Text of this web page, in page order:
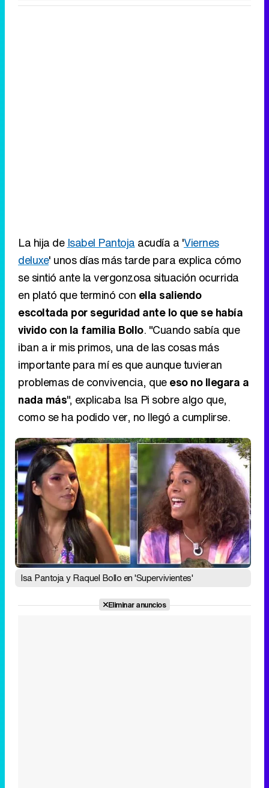
La hija de Isabel Pantoja acudía a 'Viernes
deluxe' unos días más tarde para explica cómo
se sintió ante la vergonzosa situación ocurrida
en plató que terminó con ella saliendo
escoltada por seguridad ante lo que se había
vivido con la familia Bollo. "Cuando sabía que
iban a ir mis primos, una de las cosas más
importante para mí es que aunque tuvieran
problemas de convivencia, queeso no llegara a
nada más", explicaba Isa Pi sobre algo que,
como se ha podido ver, no llegó a cumplirse.
Isa Pantoja y Raquel Bollo en 'Supervivientes'
Eliminar anuncios